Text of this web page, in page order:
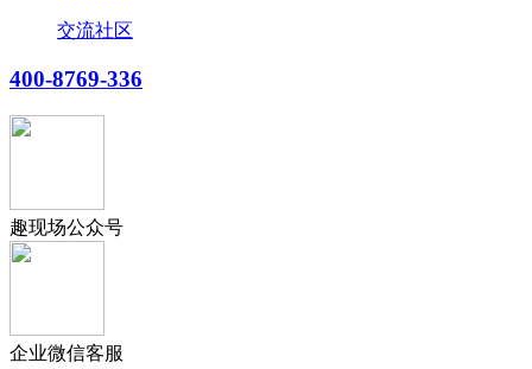
交流社区
400-8769-336
趣现场公众号
企业微信客服